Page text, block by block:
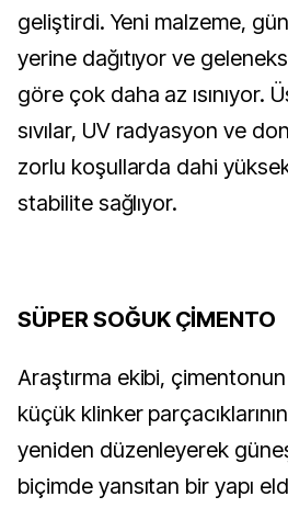
geliştirdi. Yeni malzeme,
yerine dağıtıyor ve
göre çok daha az ısınıyor.
sıvılar, UV radyasyon ve
zorlu koşullarda dahi
stabilite sağlıyor.
SÜPER SOĞUK ÇİMENTO
Araştırma ekibi,
küçük klinker
yeniden düzenleyerek güneş
biçimde yansıtan bir yapı